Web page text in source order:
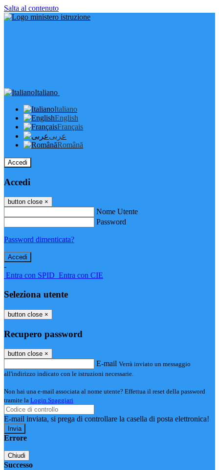
Salta al contenuto
Italiano
Italiano
English
Français
عربى
Română
Accedi
Accedi
button close ×
Nome Utente
Password
Password dimenticata?
-
Entra con SPID Entra con CIE
Seleziona utente
button close ×
Recupero password
button close ×
E-mail Verrà inviato un messaggio
all'indirizzo indicato con le istruzioni necessarie.
Non hai una e-mail associata al nome utente? Effettua il reset della password
tramite la Login Spaggiari
E-mail inviata, si prega di controllare la casella di posta elettronica!
Errore
Chiudi
Successo